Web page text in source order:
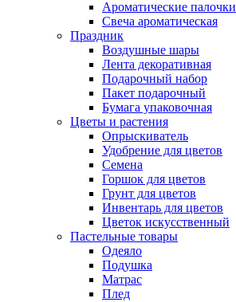
Ароматические палочки
Свеча ароматическая
Праздник
Воздушные шары
Лента декоративная
Подарочный набор
Пакет подарочный
Бумага упаковочная
Цветы и растения
Опрыскиватель
Удобрение для цветов
Семена
Горшок для цветов
Грунт для цветов
Инвентарь для цветов
Цветок искусственный
Пастельные товары
Одеяло
Подушка
Матрас
Плед